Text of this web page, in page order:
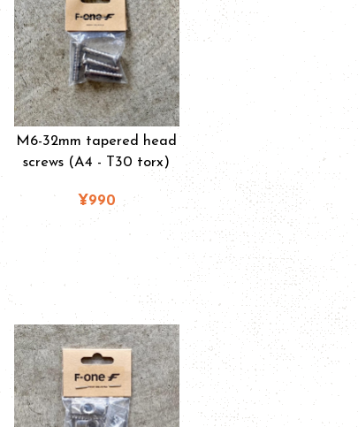
M6-32mm tapered head
screws (A4 - T30 torx)
¥990